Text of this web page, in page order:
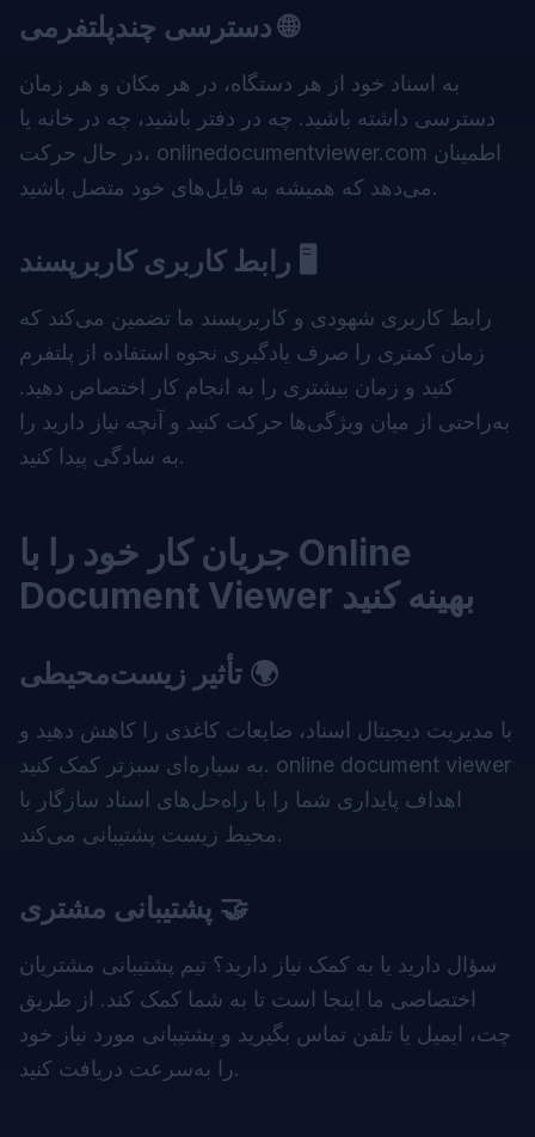
دسترسی چندپلتفرمی 🌐
به اسناد خود از هر دستگاه، در هر مکان و هر زمان
دسترسی داشته باشید. چه در دفتر باشید، چه در خانه یا
در حال حرکت، onlinedocumentviewer.com اطمینان
می‌دهد که همیشه به فایل‌های خود متصل باشید.
رابط کاربری کاربرپسند 🖥️
رابط کاربری شهودی و کاربرپسند ما تضمین می‌کند که
زمان کمتری را صرف یادگیری نحوه استفاده از پلتفرم
کنید و زمان بیشتری را به انجام کار اختصاص دهید.
به‌راحتی از میان ویژگی‌ها حرکت کنید و آنچه نیاز دارید را
به سادگی پیدا کنید.
جریان کار خود را با Online
Document Viewer بهینه کنید
تأثیر زیست‌محیطی 🌍
با مدیریت دیجیتال اسناد، ضایعات کاغذی را کاهش دهید و
به سیاره‌ای سبزتر کمک کنید. online document viewer
اهداف پایداری شما را با راه‌حل‌های اسناد سازگار با
محیط زیست پشتیبانی می‌کند.
پشتیبانی مشتری 🤝
سؤال دارید یا به کمک نیاز دارید؟ تیم پشتیبانی مشتریان
اختصاصی ما اینجا است تا به شما کمک کند. از طریق
چت، ایمیل یا تلفن تماس بگیرید و پشتیبانی مورد نیاز خود
را به‌سرعت دریافت کنید.